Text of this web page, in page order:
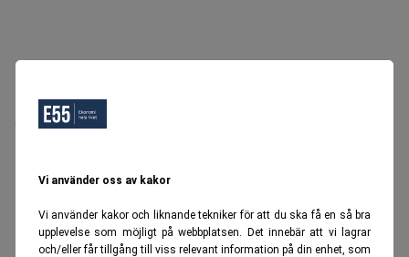
Vi använder oss av kakor
Vi använder kakor och liknande tekniker för att du ska få en så bra
upplevelse som möjligt på webbplatsen. Det innebär att vi lagrar
och/eller får tillgång till viss relevant information på din enhet, som
Oops, Ett fel inträffade.